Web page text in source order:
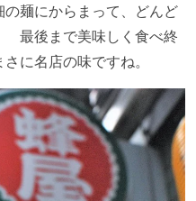
麺にからまって、どんど
最後まで美味しく食べ終
に名店の味ですね。